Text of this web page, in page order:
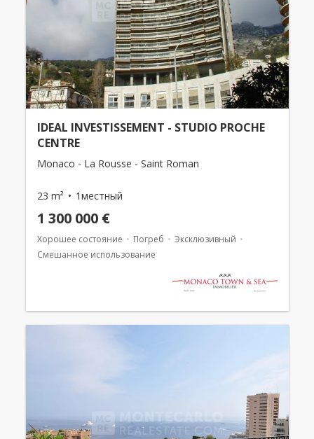
IDEAL INVESTISSEMENT - STUDIO PROCHE
CENTRE
Monaco - La Rousse - Saint Roman
23 m² 1местный
1 300 000 €
Хорошее состояние Погреб
Эксклюзивный
Смешанное использование